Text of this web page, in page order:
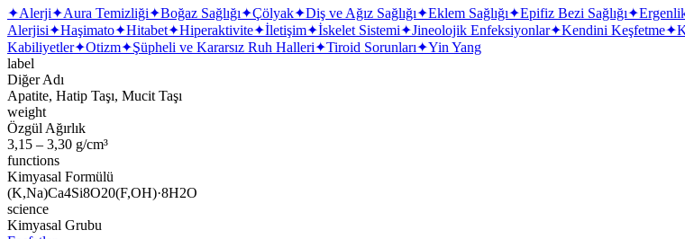
✦Alerji✦Aura Temizliği✦Boğaz Sağlığı✦Çölyak✦Diş ve Ağız Sağlığı✦Eklem Sağlığı✦Epifiz Bezi Sağlığı✦
Alerjisi✦Haşimato✦Hitabet✦Hiperaktivite✦İletişim✦İskelet Sistemi✦Jineolojik Enfeksiyonlar✦Kendini Keşfetme✦
Kabiliyetler✦Otizm✦Şüpheli ve Kararsız Ruh Halleri✦Tiroid Sorunları✦Yin Yang
label
Diğer Adı
Apatite, Hatip Taşı, Mucit Taşı
weight
Özgül Ağırlık
3,15 – 3,30 g/cm³
functions
Kimyasal Formülü
(K,Na)Ca4Si8O20(F,OH)·8H2O
science
Kimyasal Grubu